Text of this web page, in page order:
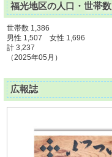
福光地区の人口・世帯数
世帯数 1,386
男性 1,507 女性 1,696
計 3,237
（2025年05月）
広報誌